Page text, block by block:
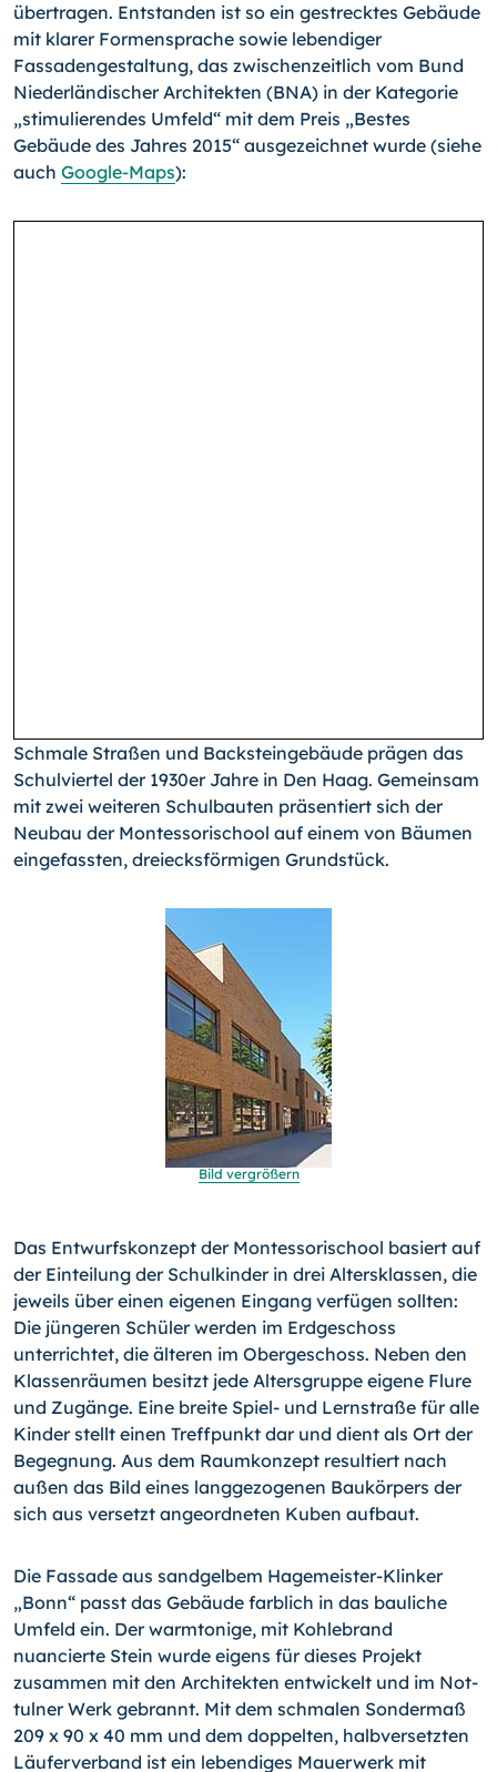
übertragen. Entstanden ist so ein gestrecktes Gebäu­de
mit klarer Formensprache sowie lebendiger
Fassadengestal­tung, das zwischenzeitlich vom Bund
Niederländischer Archi­tekten (BNA) in der Kategorie
„stimulierendes Umfeld“ mit dem Preis „Bestes
Gebäude des Jahres 2015“ ausgezeichnet wurde (siehe
auch Google-Maps):
Schmale Straßen und Backsteingebäude prägen das
Schulviertel der 1930er Jahre in Den Haag. Gemeinsam
mit zwei weiteren Schulbauten präsentiert sich der
Neubau der Montessorischool auf einem von Bäumen
eingefassten, dreiecksförmigen Grundstück.
Bild vergrößern
Das Entwurfskonzept der Montessorischool basiert auf
der Ein­teilung der Schulkinder in drei Altersklassen, die
jeweils über einen eigenen Eingang verfügen sollten:
Die jüngeren Schüler werden im Erdgeschoss
unterrichtet, die älteren im Oberge­schoss. Neben den
Klassenräumen besitzt jede Altersgruppe eigene Flure
und Zugänge. Eine breite Spiel- und Lernstraße für alle
Kinder stellt einen Treffpunkt dar und dient als Ort der
Begegnung. Aus dem Raumkonzept resultiert nach
außen das Bild eines langgezogenen Baukörpers der
sich aus versetzt angeordneten Kuben aufbaut.
Die Fassade aus sandgelbem Hagemeister-Klinker
„Bonn“ passt das Gebäude farblich in das bauliche
Umfeld ein. Der warmtoni­ge, mit Kohlebrand
nuancierte Stein wurde eigens für dieses Projekt
zusammen mit den Architekten entwickelt und im Not­
tulner Werk gebrannt. Mit dem schmalen Sondermaß
209 x 90 x 40 mm und dem dop­pelten, halbversetzten
Läuferverband ist ein lebendiges Mauerwerk mit